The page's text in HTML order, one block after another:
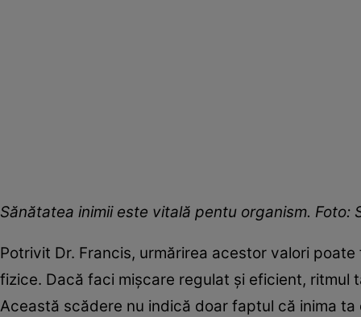
Sănătatea inimii este vitală pentu organism.
Potrivit Dr. Francis, urmărirea acestor valori
fizice. Dacă faci mișcare regulat și eficient,
Această scădere nu indică doar faptul că inima